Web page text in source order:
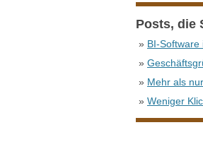
Posts, die
» BI-Software
»
» Mehr als
» Weniger